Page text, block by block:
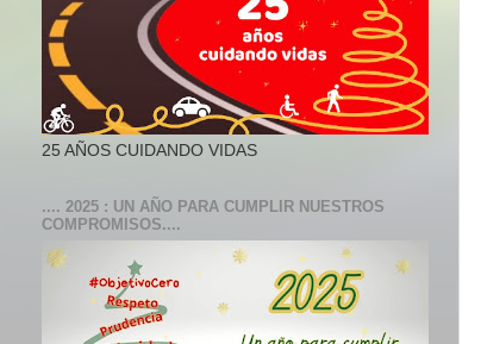
25 AÑOS CUIDANDO VIDAS
.... 2025 : UN AÑO PARA CUMPLIR NUESTROS
COMPROMISOS....